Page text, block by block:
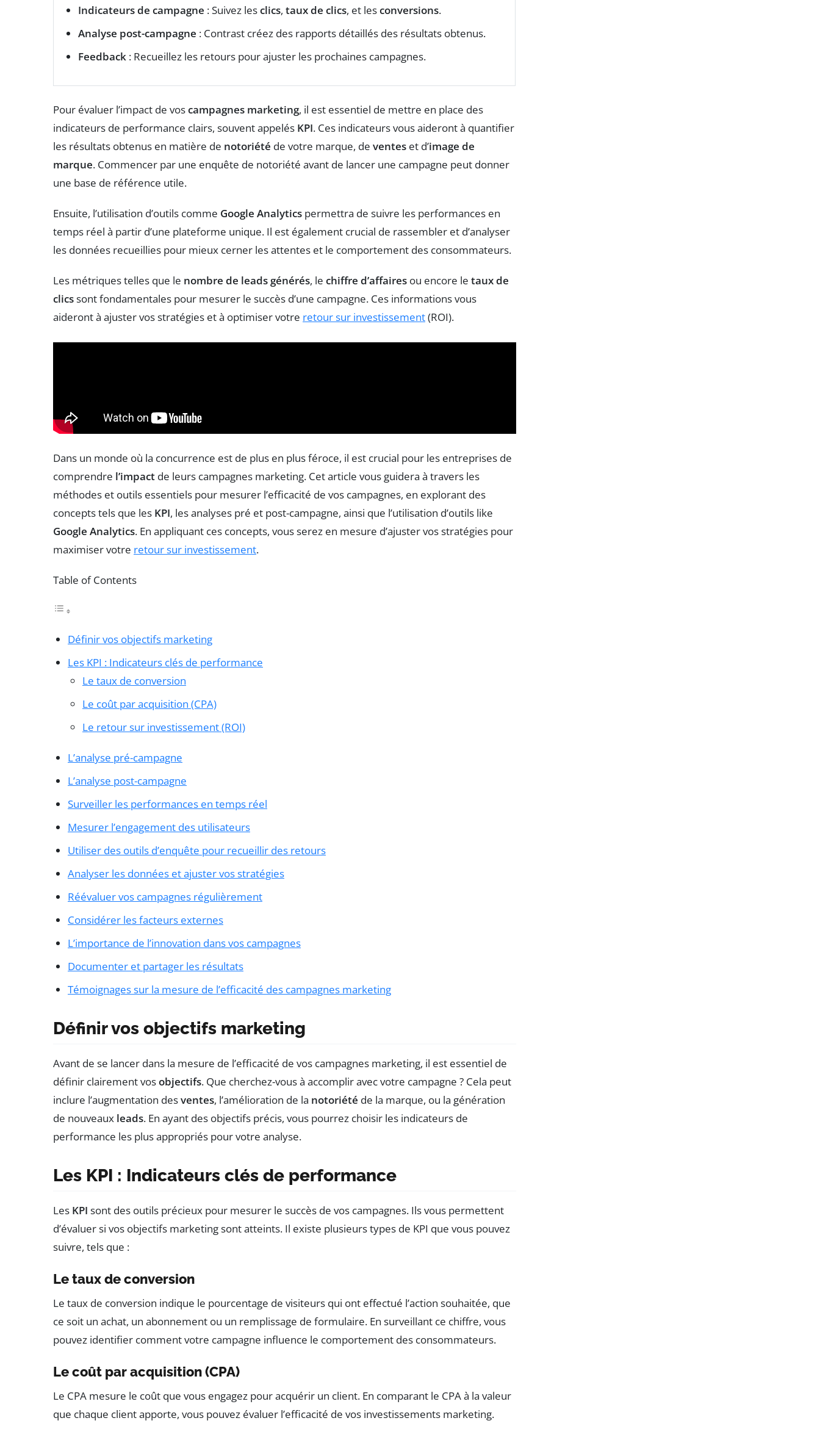
Indicateurs de campagne : Suivez lesclics, taux de clics, et lesconversions.
Analyse post-campagne : Contrast créez des rapports détaillés des résultats obtenus.
Feedback : Recueillez les retours pour ajuster les prochaines campagnes.
Pour évaluer l’impact de voscampagnes marketing, il est essentiel de mettre en place des
indicateurs de performance clairs, souvent appelés KPI. Ces indicateurs vous aideront à quantifier
les résultats obtenus en matière de notoriété de votre marque, de ventes et d’image de
marque. Commencer par une enquête de notoriété avant de lancer une campagne peut donner
une base de référence utile.
Ensuite, l’utilisation d’outils comme Google Analytics permettra de suivre les performances en
temps réel à partir d’une plateforme unique. Il est également crucial de rassembler et d’analyser
les données recueillies pour mieux cerner les attentes et le comportement des consommateurs.
Les métriques telles que le nombre de leads générés, le chiffre d’affaires ou encore le taux de
clicssont fondamentales pour mesurer le succès d’une campagne. Ces informations vous
aideront à ajuster vos stratégies et à optimiser votre retour sur investissement(ROI).
Dans un monde où la concurrence est de plus en plus féroce, il est crucial pour les entreprises de
comprendre l’impact de leurs campagnes marketing. Cet article vous guidera à travers les
méthodes et outils essentiels pour mesurer l’efficacité de vos campagnes, en explorant des
concepts tels que les KPI, les analyses pré et post-campagne, ainsi que l’utilisation d’outils like
Google Analytics. En appliquant ces concepts, vous serez en mesure d’ajuster vos stratégies pour
maximiser votre retour sur investissement.
Table of Contents
Définir vos objectifs marketing
Les KPI : Indicateurs clés de performance
Le taux de conversion
Le coût par acquisition (CPA)
Le retour sur investissement (ROI)
L’analyse pré-campagne
L’analyse post-campagne
Surveiller les performances en temps réel
Mesurer l’engagement des utilisateurs
Utiliser des outils d’enquête pour recueillir des retours
Analyser les données et ajuster vos stratégies
Réévaluer vos campagnes régulièrement
Considérer les facteurs externes
L’importance de l’innovation dans vos campagnes
Documenter et partager les résultats
Témoignages sur la mesure de l’efficacité des campagnes marketing
Définir vos objectifs marketing
Avant de se lancer dans la mesure de l’efficacité de vos campagnes marketing, il est essentiel de
définir clairement vosobjectifs. Que cherchez-vous à accomplir avec votre campagne ? Cela peut
inclure l’augmentation desventes, l’amélioration de la notoriété de la marque, ou la génération
de nouveaux leads. En ayant des objectifs précis, vous pourrez choisir les indicateurs de
performance les plus appropriés pour votre analyse.
Les KPI : Indicateurs clés de performance
Les KPI sont des outils précieux pour mesurer le succès de vos campagnes. Ils vous permettent
d’évaluer si vos objectifs marketing sont atteints. Il existe plusieurs types de KPI que vous pouvez
suivre, tels que :
Le taux de conversion
Le taux de conversion indique le pourcentage de visiteurs qui ont effectué l’action souhaitée, que
ce soit un achat, un abonnement ou un remplissage de formulaire. En surveillant ce chiffre, vous
pouvez identifier comment votre campagne influence le comportement des consommateurs.
Le coût par acquisition (CPA)
Le CPA mesure le coût que vous engagez pour acquérir un client. En comparant le CPA à la valeur
que chaque client apporte, vous pouvez évaluer l’efficacité de vos investissements marketing.